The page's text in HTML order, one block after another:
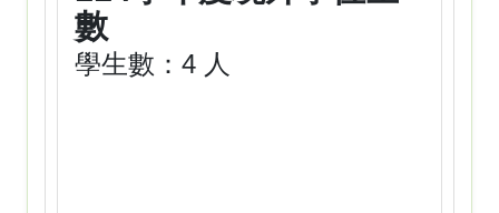
數
學生數：4 人